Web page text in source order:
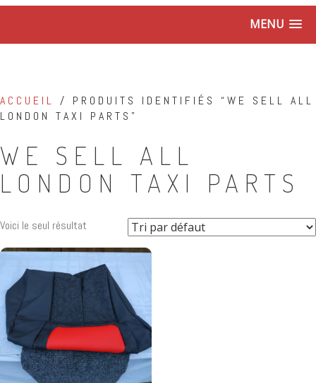
MENU
ACCUEIL / PRODUITS IDENTIFIÉS “WE SELL ALL
LONDON TAXI PARTS”
WE SELL ALL
LONDON TAXI PARTS
Voici le seul résultat